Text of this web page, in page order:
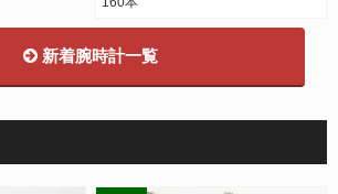
新着腕時計一覧